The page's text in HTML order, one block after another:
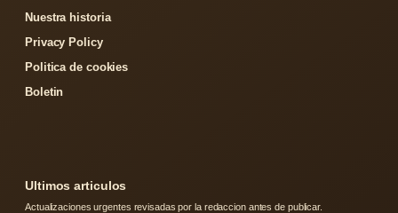
Nuestra historia
Privacy Policy
Politica de cookies
Boletin
Ultimos articulos
Actualizaciones urgentes revisadas por la redaccion antes de publicar.